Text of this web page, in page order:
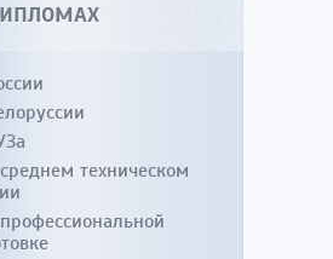
техническом